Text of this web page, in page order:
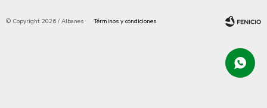
© Copyright 2026 / Albanes Términos y condiciones